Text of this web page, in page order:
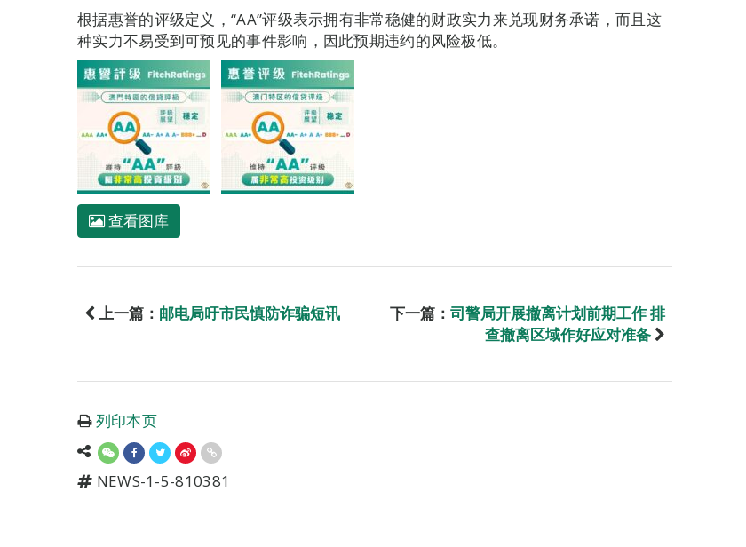
根据惠誉的评级定义，“AA”评级表示拥有非常稳健的财政实力来兑现财务承诺，而且这
种实力不易受到可预见的事件影响，因此预期违约的风险极低。
查看图库
上一篇： 邮电局吁市民慎防诈骗短讯 下一篇： 司警局开展撤离计划前期工作 排
查撤离区域作好应对准备
列印本页
NEWS-1-5-810381